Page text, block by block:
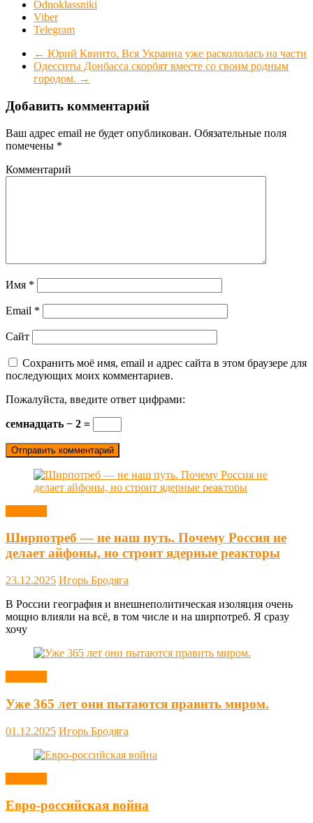
Odnoklassniki
Viber
Telegram
← Юрий Квинто. Вся Украина уже раскололась на части
Одесситы Донбасса скорбят вместе со своим родным
городом. →
Добавить комментарий
Ваш адрес email не будет опубликован. Обязательные поля
помечены *
Комментарий
Имя *
Email *
Сайт
Сохранить моё имя, email и адрес сайта в этом браузере для
последующих моих комментариев.
Пожалуйста, введите ответ цифрами:
семнадцать − 2 =
Ширпотреб — не наш путь. Почему Россия не
делает айфоны, но строит ядерные реакторы
23.12.2025 Игорь Бродяга
В России география и внешнеполитическая изоляция очень
мощно влияли на всё, в том числе и на ширпотреб. Я сразу
хочу
Уже 365 лет они пытаются править миром.
01.12.2025 Игорь Бродяга
Евро-российская война